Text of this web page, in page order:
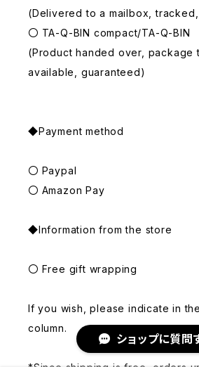
ショップに質問
(Delivered to a mailbox,
〇 TA-Q-BIN compact/TA-Q-BIN
(Product handed over, package
available, guaranteed)
◆Payment method
〇 Paypal
〇 Amazon Pay
◆Information from the store
〇 Free gift wrapping
If you wish, please indicate in
column.